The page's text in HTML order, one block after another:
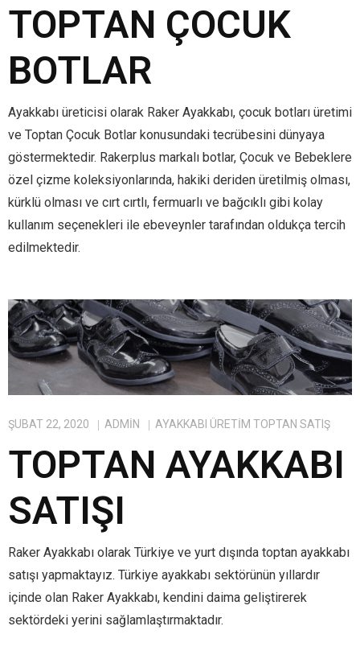
TOPTAN ÇOCUK
BOTLAR
Ayakkabı üreticisi olarak Raker Ayakkabı, çocuk botları üretimi
ve Toptan Çocuk Botlar konusundaki tecrübesini dünyaya
göstermektedir. Rakerplus markalı botlar, Çocuk ve Bebeklere
özel çizme koleksiyonlarında, hakiki deriden üretilmiş olması,
kürklü olması ve cırt cırtlı, fermuarlı ve bağcıklı gibi kolay
kullanım seçenekleri ile ebeveynler tarafından oldukça tercih
edilmektedir.
ŞUBAT 22, 2020 ADMIN AYAKKABI ÜRETIM TOPTAN SATIŞ
TOPTAN AYAKKABI
SATIŞI
Raker Ayakkabı olarak Türkiye ve yurt dışında toptan ayakkabı
satışı yapmaktayız. Türkiye ayakkabı sektörünün yıllardır
içinde olan Raker Ayakkabı, kendini daima geliştirerek
sektördeki yerini sağlamlaştırmaktadır.